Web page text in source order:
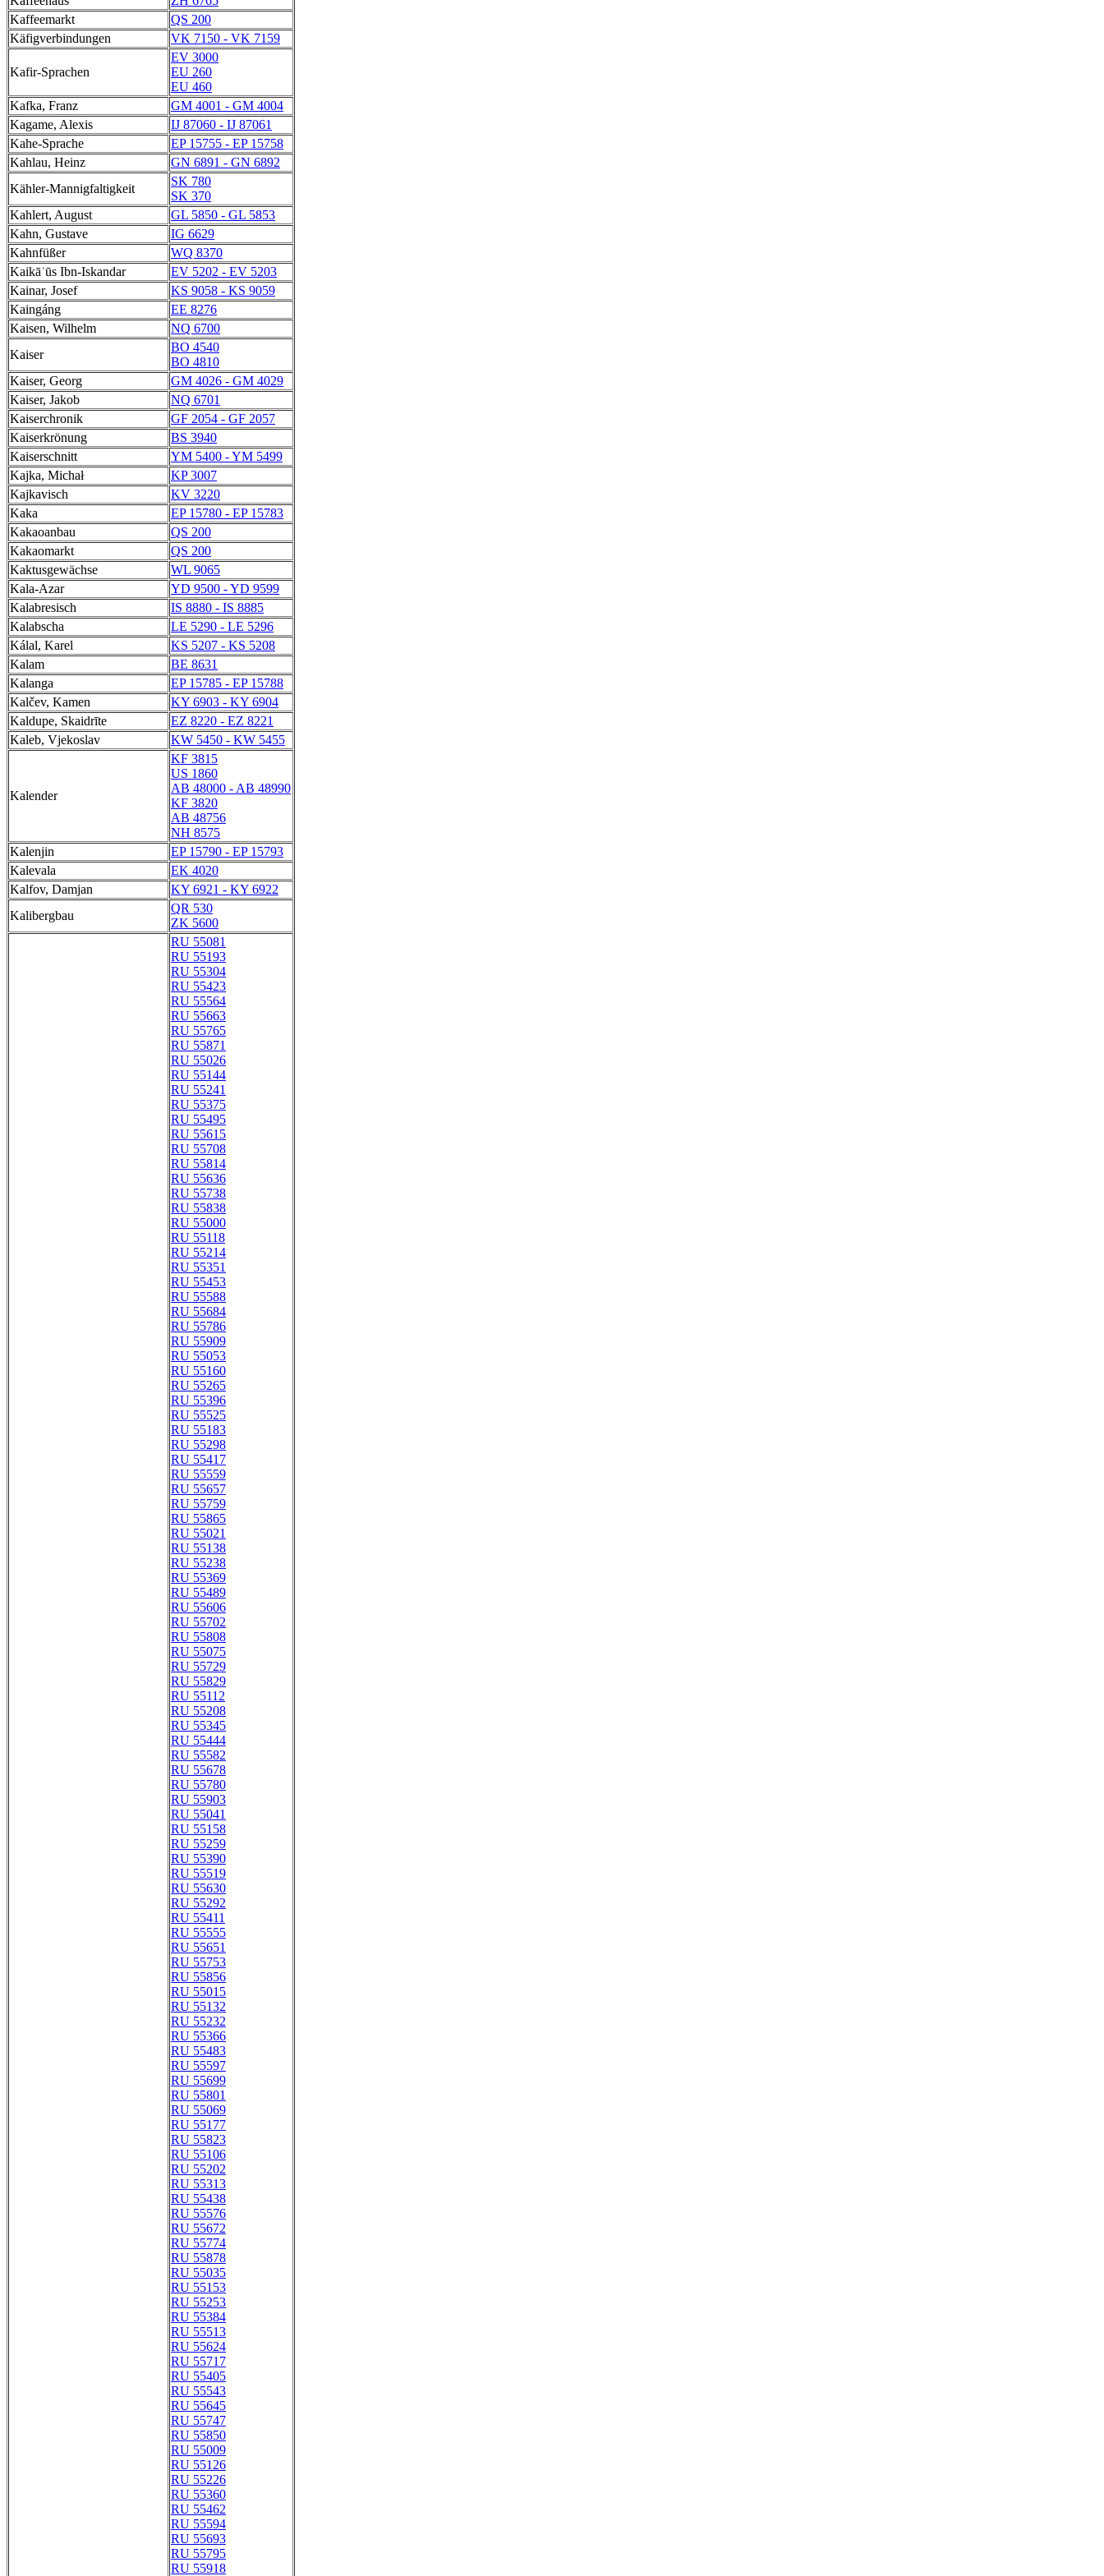
Kaffeemarkt
QS 200
Käfigverbindungen
VK 7150 - VK 7159
Kafir-Sprachen
EV 3000
EU 260
EU 460
Kafka, Franz
GM 4001 - GM 4004
Kagame, Alexis
IJ 87060 - IJ 87061
Kahe-Sprache
EP 15755 - EP 15758
Kahlau, Heinz
GN 6891 - GN 6892
Kähler-Mannigfaltigkeit
SK 780
SK 370
Kahlert, August
GL 5850 - GL 5853
Kahn, Gustave
IG 6629
Kahnfüßer
WQ 8370
Kaikāʾūs Ibn-Iskandar
EV 5202 - EV 5203
Kainar, Josef
KS 9058 - KS 9059
Kaingáng
EE 8276
Kaisen, Wilhelm
NQ 6700
Kaiser
BO 4540
BO 4810
Kaiser, Georg
GM 4026 - GM 4029
Kaiser, Jakob
NQ 6701
Kaiserchronik
GF 2054 - GF 2057
Kaiserkrönung
BS 3940
Kaiserschnitt
YM 5400 - YM 5499
Kajka, Michał
KP 3007
Kajkavisch
KV 3220
Kaka
EP 15780 - EP 15783
Kakaoanbau
QS 200
Kakaomarkt
QS 200
Kaktusgewächse
WL 9065
Kala-Azar
YD 9500 - YD 9599
Kalabresisch
IS 8880 - IS 8885
Kalabscha
LE 5290 - LE 5296
Kálal, Karel
KS 5207 - KS 5208
Kalam
BE 8631
Kalanga
EP 15785 - EP 15788
Kalčev, Kamen
KY 6903 - KY 6904
Kaldupe, Skaidrīte
EZ 8220 - EZ 8221
Kaleb, Vjekoslav
KW 5450 - KW 5455
Kalender
KF 3815
US 1860
AB 48000 - AB 48990
KF 3820
AB 48756
NH 8575
Kalenjin
EP 15790 - EP 15793
Kalevala
EK 4020
Kalfov, Damjan
KY 6921 - KY 6922
Kalibergbau
QR 530
ZK 5600
RU 55081
RU 55193
RU 55304
RU 55423
RU 55564
RU 55663
RU 55765
RU 55871
RU 55026
RU 55144
RU 55241
RU 55375
RU 55495
RU 55615
RU 55708
RU 55814
RU 55636
RU 55738
RU 55838
RU 55000
RU 55118
RU 55214
RU 55351
RU 55453
RU 55588
RU 55684
RU 55786
RU 55909
RU 55053
RU 55160
RU 55265
RU 55396
RU 55525
RU 55183
RU 55298
RU 55417
RU 55559
RU 55657
RU 55759
RU 55865
RU 55021
RU 55138
RU 55238
RU 55369
RU 55489
RU 55606
RU 55702
RU 55808
RU 55075
RU 55729
RU 55829
RU 55112
RU 55208
RU 55345
RU 55444
RU 55582
RU 55678
RU 55780
RU 55903
RU 55041
RU 55158
RU 55259
RU 55390
RU 55519
RU 55630
RU 55292
RU 55411
RU 55555
RU 55651
RU 55753
RU 55856
RU 55015
RU 55132
RU 55232
RU 55366
RU 55483
RU 55597
RU 55699
RU 55801
RU 55069
RU 55177
RU 55823
RU 55106
RU 55202
RU 55313
RU 55438
RU 55576
RU 55672
RU 55774
RU 55878
RU 55035
RU 55153
RU 55253
RU 55384
RU 55513
RU 55624
RU 55717
RU 55405
RU 55543
RU 55645
RU 55747
RU 55850
RU 55009
RU 55126
RU 55226
RU 55360
RU 55462
RU 55594
RU 55693
RU 55795
RU 55918